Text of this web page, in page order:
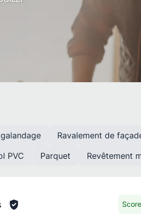
Ravalement de
PVC Parquet Revêtement